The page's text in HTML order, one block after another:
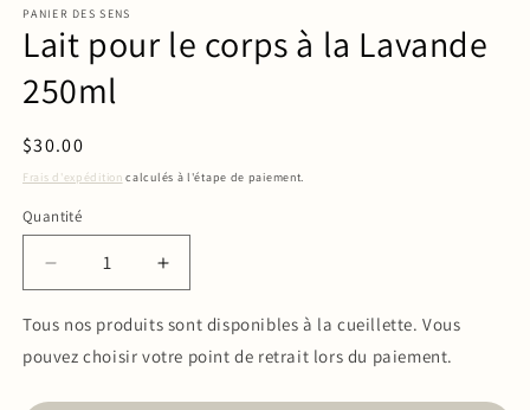
PANIER DES SENS
Lait pour le corps à la Lavande
250ml
Prix
habituel
$30.00
Frais d'expédition calculés à l'étape de paiement.
Quantité
Quantité
Réduire
la
quantité
de
pour
Augmenter
la
quantité
de
Lait
pour
Tous nos produits sont disponibles à la cueillette. Vous
pouvez choisir votre point de retrait lors du paiement.